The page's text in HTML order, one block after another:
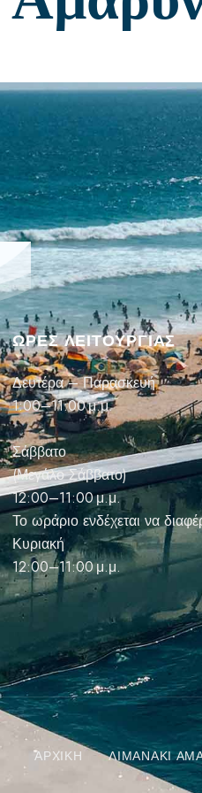
ΏΡΕΣ ΛΕΙΤΟΥΡΓΙΑΣ
Δευτέρα – Παρασκευή
1:00–11:00 μ.μ.
Σάββατο
(Μεγάλο Σάββατο)
12:00–11:00 μ.μ.
Το ωράριο ενδέχεται να
Κυριακή
12:00–11:00 μ.μ.
ΑΡΧΙΚΉ ΛΙΜΑΝΆΚΙ